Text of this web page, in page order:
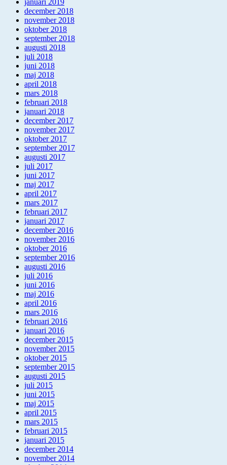
januari 2019
december 2018
november 2018
oktober 2018
september 2018
augusti 2018
juli 2018
juni 2018
maj 2018
april 2018
mars 2018
februari 2018
januari 2018
december 2017
november 2017
oktober 2017
september 2017
augusti 2017
juli 2017
juni 2017
maj 2017
april 2017
mars 2017
februari 2017
januari 2017
december 2016
november 2016
oktober 2016
september 2016
augusti 2016
juli 2016
juni 2016
maj 2016
april 2016
mars 2016
februari 2016
januari 2016
december 2015
november 2015
oktober 2015
september 2015
augusti 2015
juli 2015
juni 2015
maj 2015
april 2015
mars 2015
februari 2015
januari 2015
december 2014
november 2014